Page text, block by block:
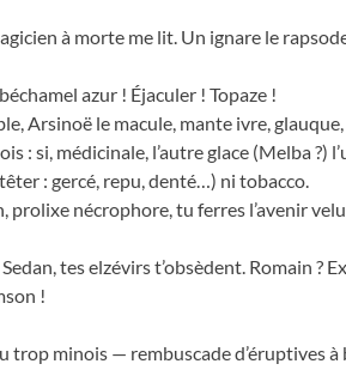
à morte me lit. Un ignare le
azur ! Éjaculer ! Topaze !
Arsinoë le macule, mante ivre, glauque,
: si, médicinale, l’autre glace (Melba ?)
: gercé, repu, denté…) ni tobacco.
prolixe nécrophore, tu ferres l’avenir
Sedan, tes elzévirs t’obsèdent. Romain ?
!
trop minois — rembuscade d’éruptives